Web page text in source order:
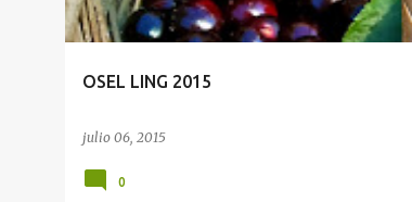
OSEL LING 2015
julio 06, 2015
0